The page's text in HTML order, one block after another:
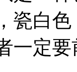
瓷白
一定